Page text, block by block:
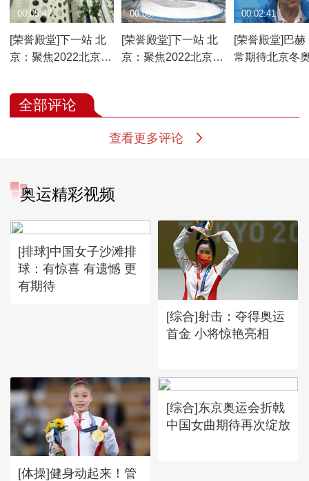
[荣誉殿堂]下一站 北
京：聚焦2022北京冬
00:05:47
[荣誉殿堂]下一站 北
京：聚焦2022北京冬
00:05:47
[荣誉殿堂]巴赫
常期待北京冬
00:02:41
全部评论
查看更多评论
奥运精彩视频
[排球]中国女子沙滩排
球：有惊喜 有遗憾 更
有期待
[综合]射击：夺得奥运
首金 小将惊艳亮相
[体操]健身动起来！管
[综合]东京奥运会折戟
中国女曲期待再次绽放